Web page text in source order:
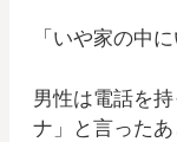
「いや家の中
男性は電話を
ナ」と言った